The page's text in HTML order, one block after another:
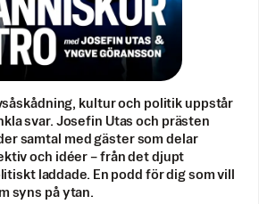
kultur och politik uppstår
svar. Josefin Utas och prästen
samtal med gäster som delar
och idéer – från det djupt
laddade. En podd för dig som vill
syns på ytan.